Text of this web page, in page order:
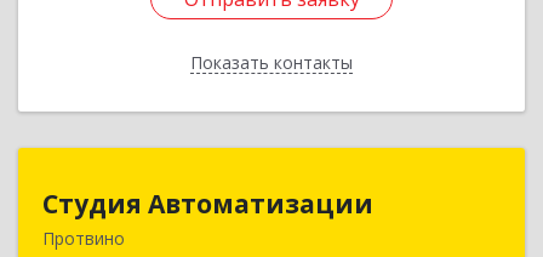
Показать контакты
Назад
Студия Автоматизации
Протвино
142281, Московская обл, Протвино г, Ленина